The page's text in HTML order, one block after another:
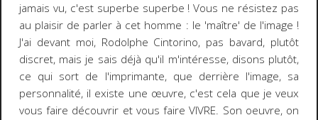
jamais vu, c'est superbe superbe ! Vous ne résistez pas
au plaisir de parler à cet homme : le 'maître' de l'image !
J'ai devant moi, Rodolphe Cintorino, pas bavard, plutôt
discret, mais je sais déjà qu'il m'intéresse, disons plutôt,
ce qui sort de l'imprimante, que derrière l'image, sa
personnalité, il existe une œuvre, c'est cela que je veux
vous faire découvrir et vous faire VIVRE. Son oeuvre, on